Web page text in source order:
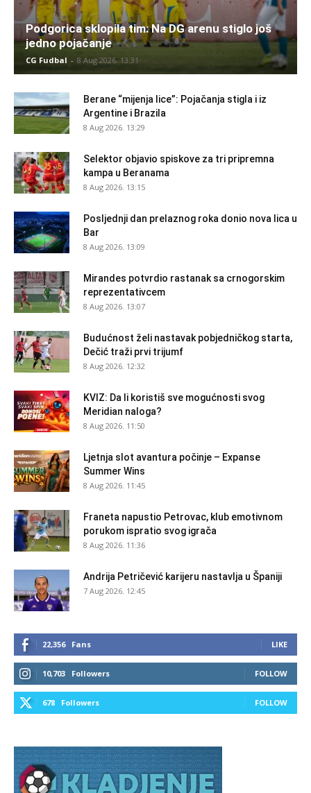
Podgorica sklopila tim: Na DG arenu stiglo još
jedno pojačanje
CG Fudbal - 8 Aug 2026. 13:31
Berane “mijenja lice”: Pojačanja stigla i iz
Argentine i Brazila
8 Aug 2026. 13:29
Selektor objavio spiskove za tri pripremna
kampa u Beranama
8 Aug 2026. 13:15
Posljednji dan prelaznog roka donio nova lica u
Bar
8 Aug 2026. 13:09
Mirandes potvrdio rastanak sa crnogorskim
reprezentativcem
8 Aug 2026. 13:07
Budućnost želi nastavak pobjedničkog starta,
Dečić traži prvi trijumf
8 Aug 2026. 12:32
KVIZ: Da li koristiš sve mogućnosti svog
Meridian naloga?
8 Aug 2026. 11:50
Ljetnja slot avantura počinje – Expanse
Summer Wins
8 Aug 2026. 11:45
Franeta napustio Petrovac, klub emotivnom
porukom ispratio svog igrača
8 Aug 2026. 11:36
Andrija Petričević karijeru nastavlja u Španiji
7 Aug 2026. 12:45
22,356 Fans LIKE
10,703 Followers FOLLOW
678 Followers FOLLOW